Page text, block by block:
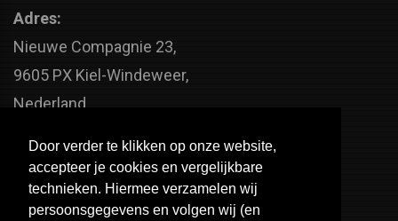
Door verder te klikken op onze website,
accepteer je cookies en vergelijkbare
technieken. Hiermee verzamelen wij
persoonsgegevens en volgen wij (en
Adres:
Nieuwe Compagnie 23,
9605 PX Kiel-Windeweer,
Nederland
+31 598 - 320 402
Telefoonnummer:
+31 598 - 350 330